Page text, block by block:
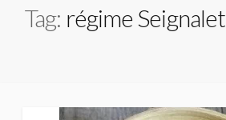
Tag: régime Seignalet